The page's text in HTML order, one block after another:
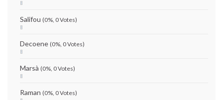
Salifou (0%, 0 Votes)
Decoene (0%, 0 Votes)
Marsà (0%, 0 Votes)
Raman (0%, 0 Votes)